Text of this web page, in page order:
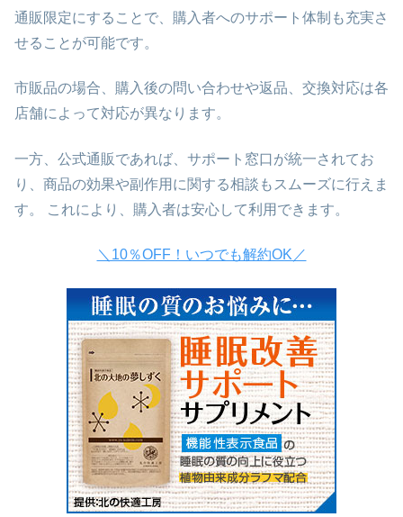
通販限定にすることで、購入者へのサポート体制も充実さ
せることが可能です。
市販品の場合、購入後の問い合わせや返品、交換対応は各
店舗によって対応が異なります。
一方、公式通販であれば、サポート窓口が統一されてお
り、商品の効果や副作用に関する相談もスムーズに行えま
す。 これにより、購入者は安心して利用できます。
＼10％OFF！いつでも解約OK／